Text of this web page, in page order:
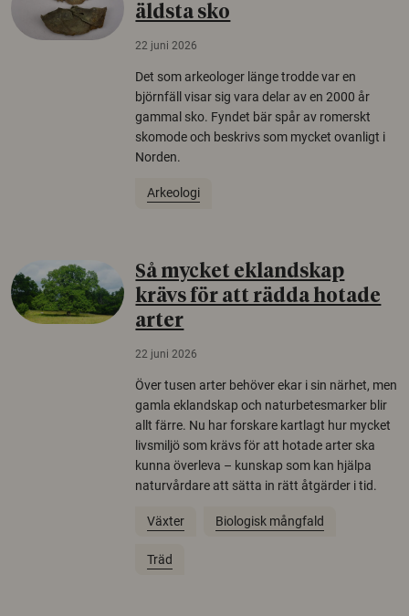
äldsta sko
22 juni 2026
Det som arkeologer länge trodde var en
björnfäll visar sig vara delar av en 2000 år
gammal sko. Fyndet bär spår av romerskt
skomode och beskrivs som mycket ovanligt i
Norden.
Arkeologi
Så mycket eklandskap
krävs för att rädda hotade
arter
22 juni 2026
Över tusen arter behöver ekar i sin närhet, men
gamla eklandskap och naturbetesmarker blir
allt färre. Nu har forskare kartlagt hur mycket
livsmiljö som krävs för att hotade arter ska
kunna överleva – kunskap som kan hjälpa
naturvårdare att sätta in rätt åtgärder i tid.
Växter Biologisk mångfald
Träd